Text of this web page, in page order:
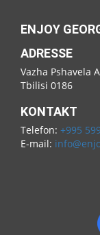
ENJOY
ADRESSE
Vazha Pshavela
Tbilisi 0186
KONTAKT
Telefon: +995
E-mail: